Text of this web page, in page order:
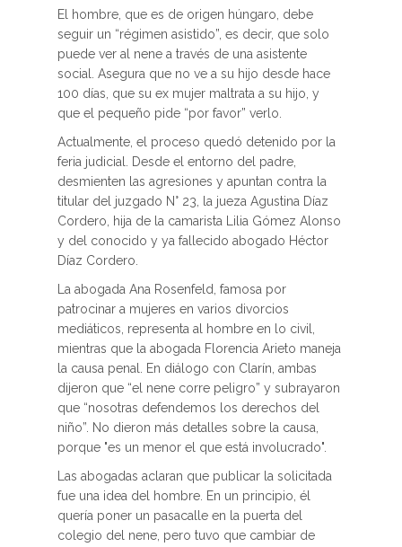
El hombre, que es de origen húngaro, debe
seguir un “régimen asistido”, es decir, que solo
puede ver al nene a través de una asistente
social. Asegura que no ve a su hijo desde hace
100 días, que su ex mujer maltrata a su hijo, y
que el pequeño pide “por favor” verlo.
Actualmente, el proceso quedó detenido por la
feria judicial. Desde el entorno del padre,
desmienten las agresiones y apuntan contra la
titular del juzgado N° 23, la jueza Agustina Díaz
Cordero, hija de la camarista Lilia Gómez Alonso
y del conocido y ya fallecido abogado Héctor
Díaz Cordero.
La abogada Ana Rosenfeld, famosa por
patrocinar a mujeres en varios divorcios
mediáticos, representa al hombre en lo civil,
mientras que la abogada Florencia Arieto maneja
la causa penal. En diálogo con Clarín, ambas
dijeron que “el nene corre peligro” y subrayaron
que “nosotras defendemos los derechos del
niño”. No dieron más detalles sobre la causa,
porque "es un menor el que está involucrado".
Las abogadas aclaran que publicar la solicitada
fue una idea del hombre. En un principio, él
quería poner un pasacalle en la puerta del
colegio del nene, pero tuvo que cambiar de